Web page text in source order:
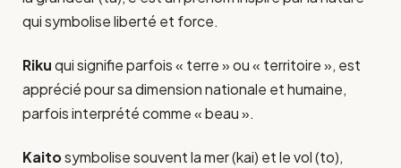
qui symbolise liberté et force.
Rikuqui signifie parfois « terre » ou « territoire », est
apprécié pour sa dimension nationale et humaine,
parfois interprété comme « beau ».
Kaitosymbolise souvent la mer (kai) et le vol (to),